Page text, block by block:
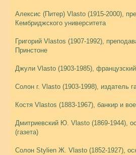
Алексис (Питер) Vlasto (1915-2000),
Кембриджского университета
Григорий Vlastos (1907-1992),
Принстоне
Джули Vlasto (1903-1985),
Солон г. Vlasto (1903-1998), издатель
Костя Vlastos (1883-1967), банкир и
Дмитриевский Ю. Vlasto (1869-1944),
(газета)
Солон Stylien Ж. Vlasto (1852-1927),